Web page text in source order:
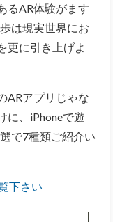
るAR体験がます
は現実世界にお
更に引き上げよ
ARアプリじゃな
に、iPhoneで遊
で7種類ご紹介い
下さい